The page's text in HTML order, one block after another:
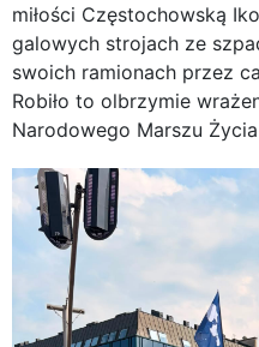
miłości Częstochowską
galowych strojach ze
swoich ramionach przez
Robiło to olbrzymie
Narodowego Marszu